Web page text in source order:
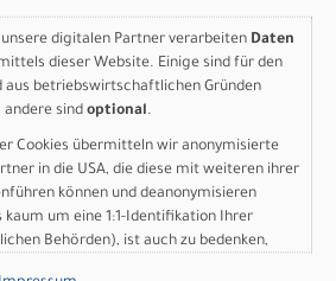
Bluetooth, ANT+, Dedicated
120 kg
AG Niederlassung Deutschland
unsere digitalen Partner verarbeiten Daten
dieser Website. Einige sind für den
aus betriebswirtschaftlichen Gründen
andere sind optional.
Cookies übermitteln wir anonymisierte
in die USA, die diese mit weiteren ihrer
können und deanonymisieren
um eine 1:1-Identifikation Ihrer
Behörden), ist auch zu bedenken,